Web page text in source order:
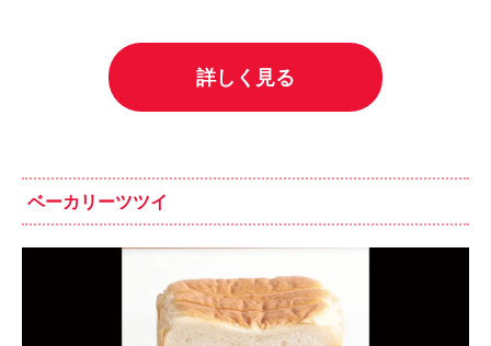
詳しく見る
ベーカリーツツイ